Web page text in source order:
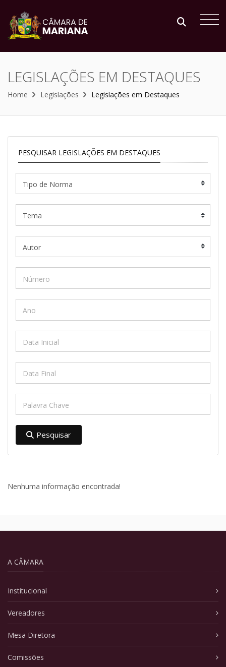
LEGISLAÇÕES EM DESTAQUES
Home Legislações Legislações em Destaques
Nenhuma informação encontrada!
PESQUISAR LEGISLAÇÕES EM DESTAQUES
Pesquisar
A CÂMARA
Institucional
Vereadores
Mesa Diretora
Comissões